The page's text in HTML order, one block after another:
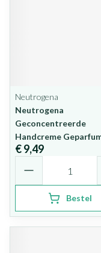
Neutrogena
Neutrogena
Geconcentreerde
Handcreme
€ 9,49
Bestel